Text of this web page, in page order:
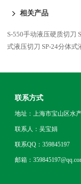
相关产品
S-550手动液压硬质切刀
式液压切刀 SP-24分体式
联系方式
地址：上海市宝山区水
联系人：吴宝娟
联系QQ：359845197
邮箱：